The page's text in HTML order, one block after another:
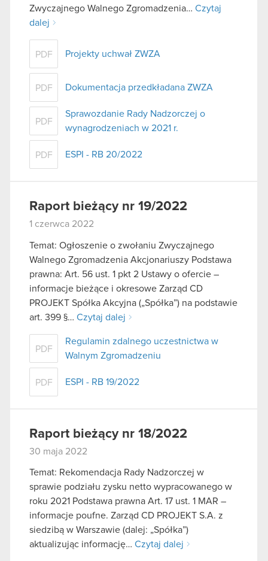
Zwyczajnego Walnego Zgromadzenia… Czytaj
dalej
PDF Projekty uchwał ZWZA
PDF Dokumentacja przedkładana ZWZA
PDF
Sprawozdanie Rady Nadzorczej o
wynagrodzeniach w 2021 r.
PDF ESPI - RB 20/2022
Raport bieżący nr 19/2022
1 czerwca 2022
Temat: Ogłoszenie o zwołaniu Zwyczajnego
Walnego Zgromadzenia Akcjonariuszy Podstawa
prawna: Art. 56 ust. 1 pkt 2 Ustawy o ofercie –
informacje bieżące i okresowe Zarząd CD
PROJEKT Spółka Akcyjna („Spółka”) na podstawie
art. 399 §… Czytaj dalej
PDF
Regulamin zdalnego uczestnictwa w
Walnym Zgromadzeniu
PDF ESPI - RB 19/2022
Raport bieżący nr 18/2022
30 maja 2022
Temat: Rekomendacja Rady Nadzorczej w
sprawie podziału zysku netto wypracowanego w
roku 2021 Podstawa prawna Art. 17 ust. 1 MAR –
informacje poufne. Zarząd CD PROJEKT S.A. z
siedzibą w Warszawie (dalej: „Spółka”)
aktualizując informację… Czytaj dalej